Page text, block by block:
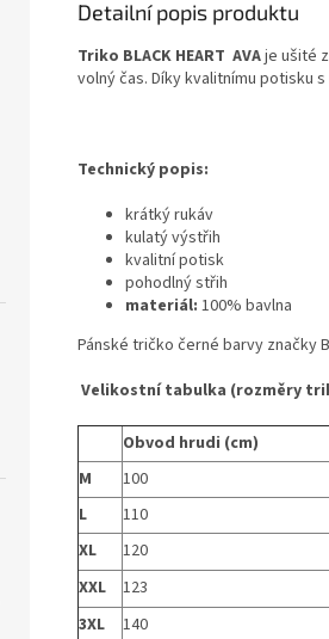
Detailní popis produktu
Triko BLACK HEART AVAje ušité
volný čas. Díky kvalitnímu potisku
Technický popis:
krátký rukáv
kulatý výstřih
kvalitní potisk
pohodlný střih
materiál: 100% bavlna
Pánské tričko černé barvy značky
Velikostní tabulka (rozměry
Obvod hrudi (cm)
M
100
L
110
XL
120
XXL
123
3XL
140